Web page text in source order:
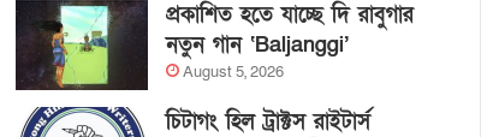
প্রকাশিত হতে যাচ্ছে দি রাবুগার
নতুন গান ‘Baljanggi’
August 5, 2026
চিটাগং হিল ট্রাক্টস রাইটার্স